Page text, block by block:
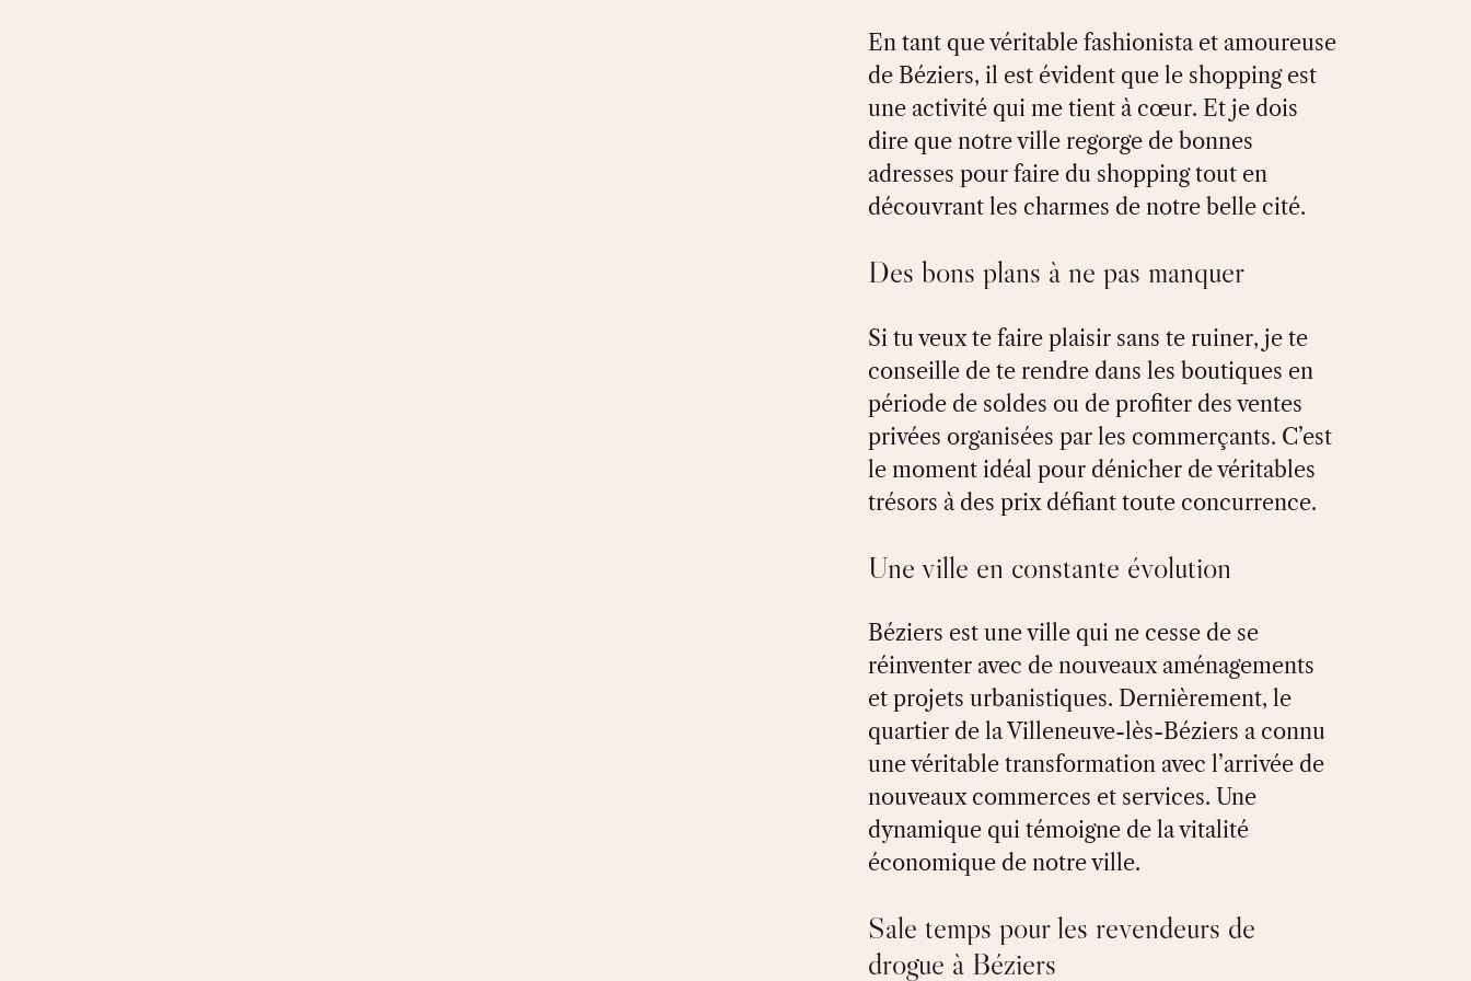
En tant que véritable fashionista et amoureuse
de Béziers, il est évident que le shopping est
une activité qui me tient à cœur. Et je dois
dire que notre ville regorge de bonnes
adresses pour faire du shopping tout en
découvrant les charmes de notre belle cité.
Des bons plans à ne pas manquer
Si tu veux te faire plaisir sans te ruiner, je te
conseille de te rendre dans les boutiques en
période de soldes ou de profiter des ventes
privées organisées par les commerçants. C’est
le moment idéal pour dénicher de véritables
trésors à des prix défiant toute concurrence.
Une ville en constante évolution
Béziers est une ville qui ne cesse de se
réinventer avec de nouveaux aménagements
et projets urbanistiques. Dernièrement, le
quartier de la Villeneuve-lès-Béziers a connu
une véritable transformation avec l’arrivée de
nouveaux commerces et services. Une
dynamique qui témoigne de la vitalité
économique de notre ville.
Sale temps pour les revendeurs de
drogue à Béziers